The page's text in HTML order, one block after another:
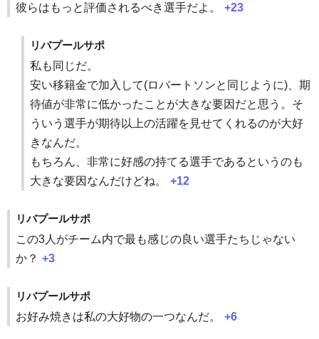
彼らはもっと評価されるべき選手だよ。
+23
リバプールサポ
私も同じだ。
安い移籍金で加入して(ロバートソンと同じように)、期
待値が非常に低かったことが大きな要因だと思う。そ
ういう選手が期待以上の活躍を見せてくれるのが大好
きなんだ。
もちろん、非常に好感の持てる選手であるというのも
大きな要因なんだけどね。
+12
リバプールサポ
この3人がチーム内で最も感じの良い選手たちじゃない
か？ +3
リバプールサポ
お好み焼きは私の大好物の一つなんだ。
+6